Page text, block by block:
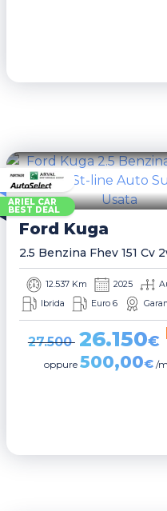
ARIEL CAR
BEST DEAL
Ford Kuga
12.537 Km 2025
Ibrida
Euro 6
27.500 26.150€
oppure500,00€ /